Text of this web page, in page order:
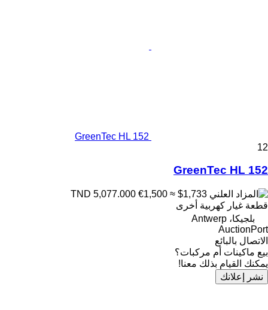
GreenTec HL 152
12
GreenTec HL 152
€1,500 ≈ $1,733
قطعة غيار كهربية أخرى
بلجيكا، Antwerp
AuctionPort
الاتصال بالبائع
بيع ماكينات أم مركبات؟
يمكنك القيام بذلك معنا!
نشر إعلانك